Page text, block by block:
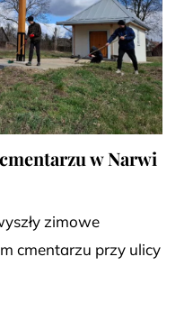
w Narwi
zimowe
cmentarzu przy ulicy